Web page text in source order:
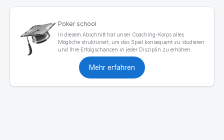
Poker school
In diesem Abschnitt hat unser Coaching-Korps alles
Mögliche strukturiert, um das Spiel konsequent zu studieren
und Ihre Erfolgschancen in jeder Disziplin zu erhöhen.
Mehr erfahren